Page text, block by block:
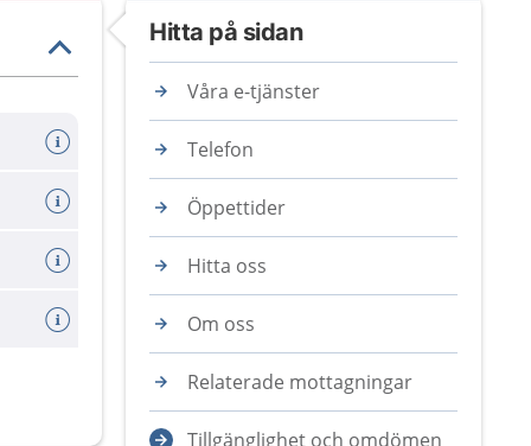
Hitta på sidan
Våra e-tjänster
Telefon
Öppettider
Hitta oss
Om oss
Relaterade mottagningar
Tillgänglighet och omdömen